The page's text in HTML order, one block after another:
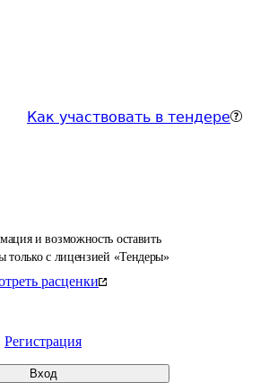
Как участвовать в тендере
и возможность оставить
только с лицензией «Тендеры»
расценки
Регистрация
Вход